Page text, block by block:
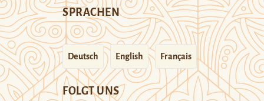
SPRACHEN
Deutsch English Français
FOLGT UNS